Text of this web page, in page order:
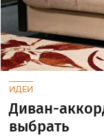
ИДЕИ
Диван-
выбрать